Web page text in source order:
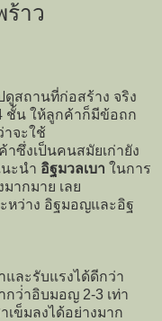
ร้าว
ดูสถานที่ก่อสร้าง จริง
ชั้น ให้ลูกค้าก็มีข้อถก
าจะใช้
ซึ่งเป็นคนสมัยเก่ายัง
นะนำ อิฐมวลเบา ในการ
ากมาย เลย
หว่าง อิฐมอญและอิฐ
และรับแรงได้ดีกว่า
กว่่าอิบมอญ 2-3 เท่า
เข็มลงได้อย่างมาก